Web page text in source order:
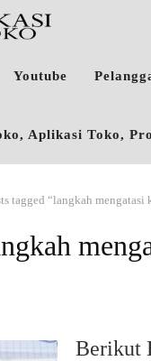
Youtube
Aplikasi Toko,
tagged “langkah
Berikut